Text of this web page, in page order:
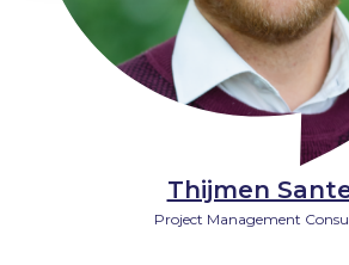
Thijmen
Project Management